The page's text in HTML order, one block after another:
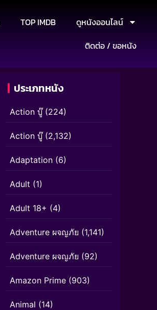
TOP IMDB
ดูหนังออนไลน์
ติดต่อ / ขอหนัง
ประเภทหนัง
Action บู๊(224)
Action บู๊(2,132)
Adaptation (6)
Adult (1)
Adult 18+ (4)
Adventure ผจญภัย (1,141)
Adventure ผจญภัย (92)
Amazon Prime (903)
Animal (14)